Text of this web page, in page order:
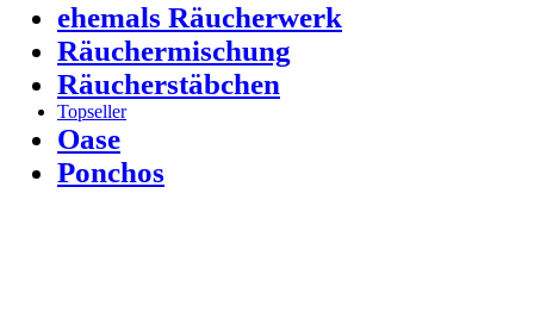
ehemals Räucherwerk
Räuchermischung
Räucherstäbchen
Topseller
Oase
Ponchos